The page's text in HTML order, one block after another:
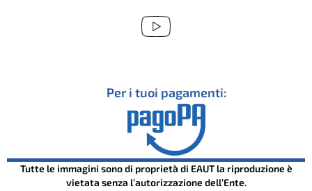
Per i tuoi pagamenti:
Tutte le immagini sono di proprietà di EAUT la riproduzione è
vietata senza l’autorizzazione dell’Ente.